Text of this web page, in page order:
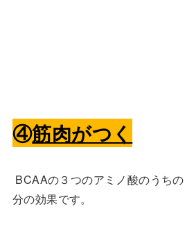
④筋肉がつく
BCAAの３つのアミノ酸のうちの
分の効果です。